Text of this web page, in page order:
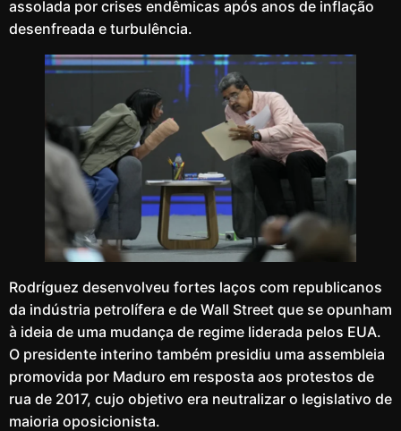
assolada por crises endêmicas após anos de inflação
desenfreada e turbulência.
Rodríguez desenvolveu fortes laços com republicanos
da indústria petrolífera e de Wall Street que se opunham
à ideia de uma mudança de regime liderada pelos EUA.
O presidente interino também presidiu uma assembleia
promovida por Maduro em resposta aos protestos de
rua de 2017, cujo objetivo era neutralizar o legislativo de
maioria oposicionista.